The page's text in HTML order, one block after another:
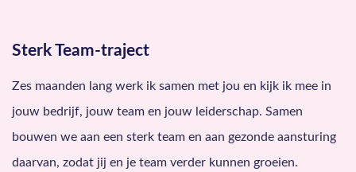
Sterk Team-traject
Zes maanden lang werk ik samen met jou en kijk ik mee in
jouw bedrijf, jouw team en jouw leiderschap. Samen
bouwen we aan een sterk team en aan gezonde aansturing
daarvan, zodat jij en je team verder kunnen groeien.